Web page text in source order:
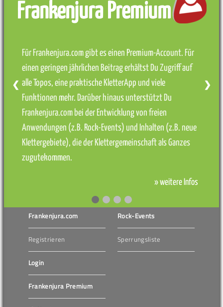
Frankenjura Premium
Für Frankenjura.com gibt es einen Premium-Account. Für
einen geringen jährlichen Beitrag erhältst Du Zugriff auf
alle Topos, eine praktische KletterApp und viele
Funktionen mehr. Darüber hinaus unterstützt Du
Frankenjura.com bei der Entwicklung von freien
Anwendungen (z.B. Rock-Events) und Inhalten (z.B. neue
Klettergebiete), die der Klettergemeinschaft als Ganzes
zugutekommen.
» weitere Infos
❮ ❯
Frankenjura.com
Registrieren
Login
Frankenjura Premium
Rock-Events
Sperrungsliste